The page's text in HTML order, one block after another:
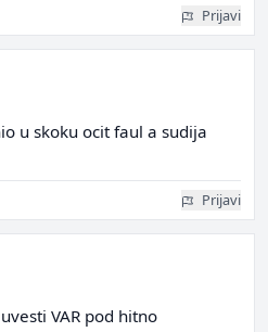
Prijavi
u skoku ocit faul a sudija
Prijavi
VAR pod hitno